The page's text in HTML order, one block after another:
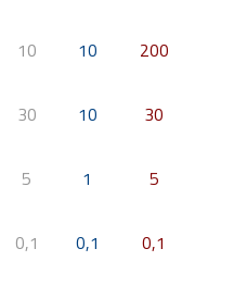
10 10 200
30 10 30
5 1 5
0,1 0,1 0,1